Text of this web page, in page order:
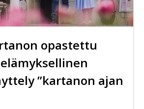
opastettu
”kartanon ajan